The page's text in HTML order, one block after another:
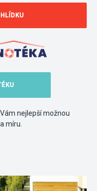
nejlepší možnou
míru.